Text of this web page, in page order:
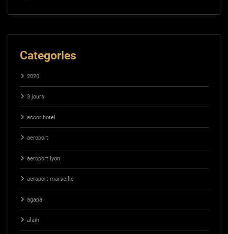
Categories
2020
3 jours
accor hotel
aeroport
aeroport lyon
aeroport marseille
agapa
alain